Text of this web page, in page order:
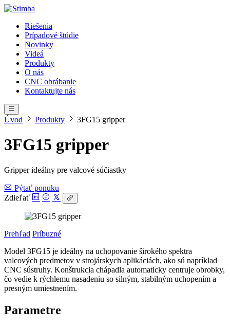
Riešenia
Prípadové štúdie
Novinky
Videá
Produkty
O nás
CNC obrábanie
Kontaktujte nás
Úvod Produkty 3FG15 gripper
3FG15 gripper
Gripper ideálny pre valcové súčiastky
Pýtať ponuku
Zdieľať
Prehľad Príbuzné
Model 3FG15 je ideálny na uchopovanie širokého spektra
valcových predmetov v strojárskych aplikáciách, ako sú napríklad
CNC sústruhy. Konštrukcia chápadla automaticky centruje obrobky,
čo vedie k rýchlemu nasadeniu so silným, stabilným uchopením a
presným umiestnením.
Parametre